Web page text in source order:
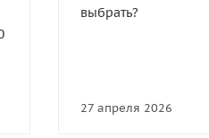
27 апреля 2026
выбрать?